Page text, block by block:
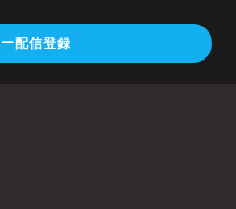
配信登録